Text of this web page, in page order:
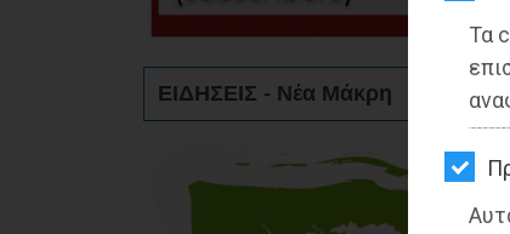
Τα
ΕΙΔΗΣΕΙΣ - Νέα Μάκρη